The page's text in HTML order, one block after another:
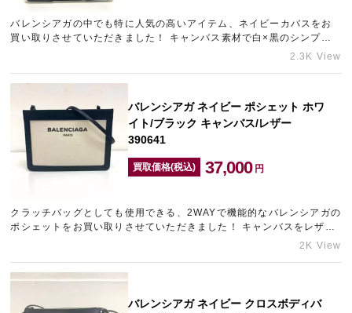
バレンシアガの中でも特に人気の高いアイテム、ネイビーカバスをお
買い取りさせていただきました！ キャンバス素材で白×黒のシンプル
なデザインのバッグは、使用する季節を問わないためひとつあれば
2.3K View
バレンシアガ ネイビー ポシェット ホワ
イト/ブラック キャンバス/レザー
390641
買取価格(税込) 37,000 円
クラッチバッグとしても使用できる、2WAYで機能的なバレンシアガの
ポシェットをお買い取りさせていただきました！ キャンバスをレザー
で縁取るデザインで、カジュアルから綺麗めのコーディネートまで
2K View
バレンシアガ ネイビー クロスボディバ